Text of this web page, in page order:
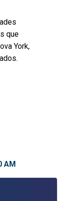
que
York,
AM